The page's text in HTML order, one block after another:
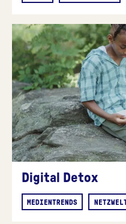
Digital Detox
MEDIENTRENDS